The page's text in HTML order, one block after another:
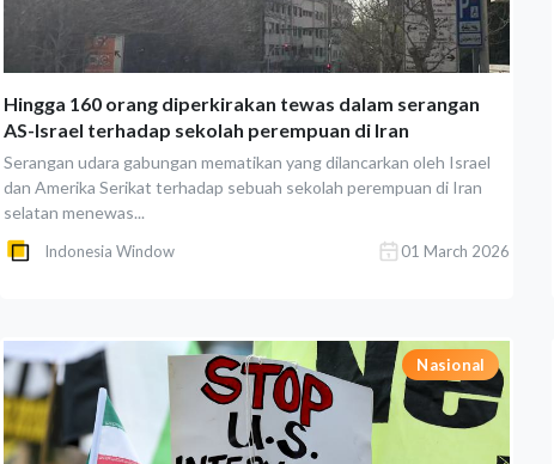
Hingga 160 orang diperkirakan tewas dalam serangan
AS-Israel terhadap sekolah perempuan di Iran
Serangan udara gabungan mematikan yang dilancarkan oleh Israel
dan Amerika Serikat terhadap sebuah sekolah perempuan di Iran
selatan menewas...
Indonesia Window 01 March 2026
Nasional